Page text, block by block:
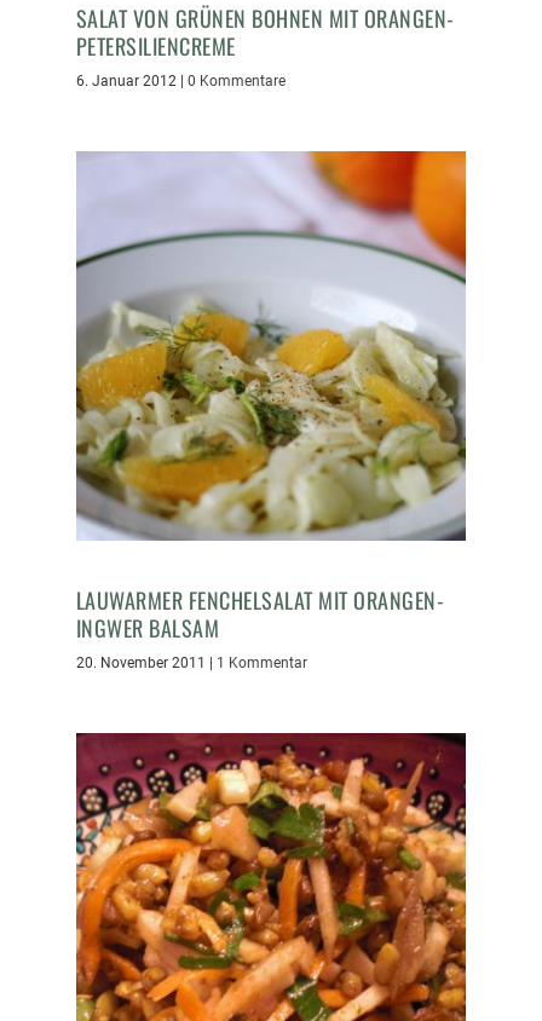
SALAT VON GRÜNEN BOHNEN MIT ORANGEN-
PETERSILIENCREME
6. Januar 2012| 0 Kommentare
LAUWARMER FENCHELSALAT MIT ORANGEN-
INGWER BALSAM
20. November 2011 1 Kommentar